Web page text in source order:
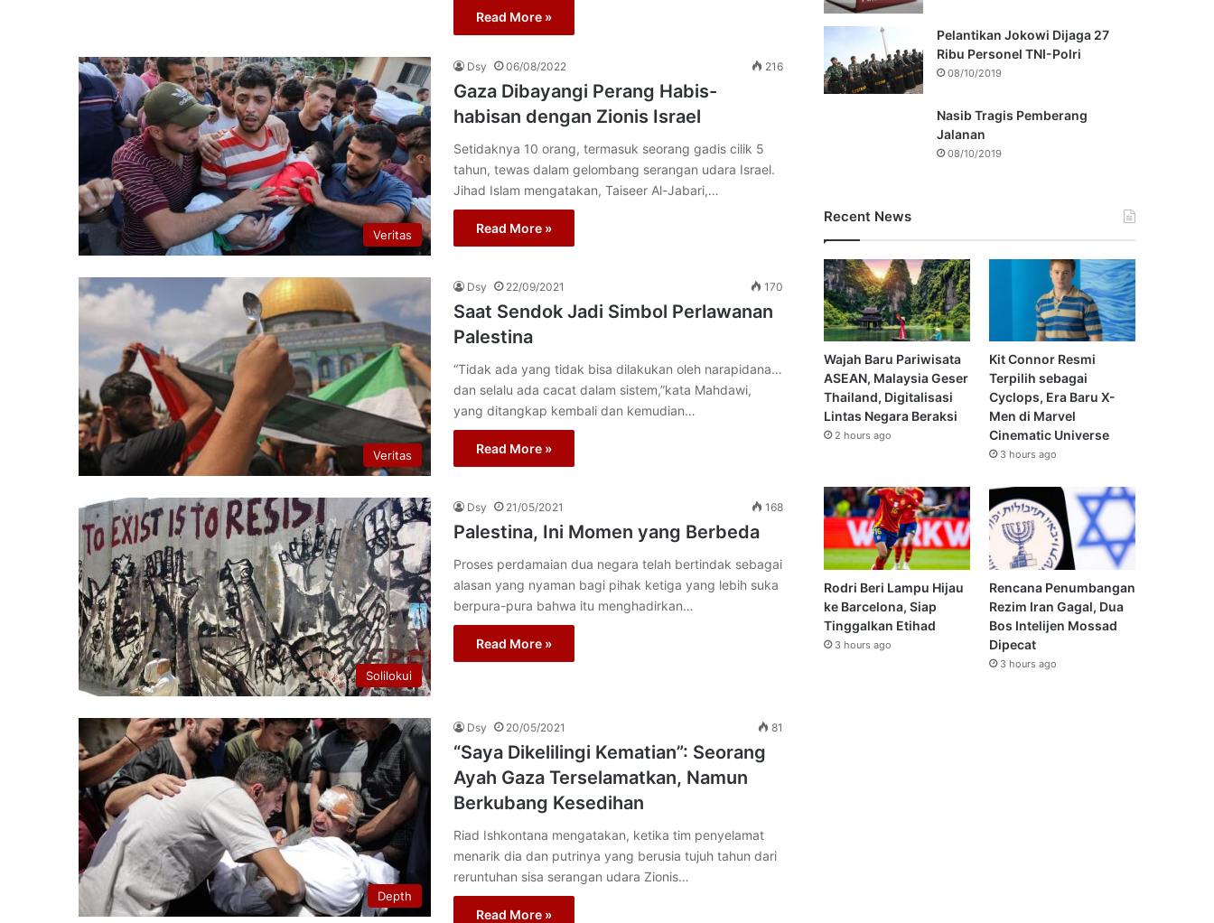
Read More »
Veritas
Dsy 06/08/2022 216
Gaza Dibayangi Perang Habis-
habisan dengan Zionis Israel
Setidaknya 10 orang, termasuk seorang gadis cilik 5
tahun, tewas dalam gelombang serangan udara Israel.
Jihad Islam mengatakan, Taiseer Al-Jabari,…
Read More »
Veritas
Dsy 22/09/2021 170
Saat Sendok Jadi Simbol Perlawanan
Palestina
“Tidak ada yang tidak bisa dilakukan oleh narapidana…
dan selalu ada cacat dalam sistem,”kata Mahdawi,
yang ditangkap kembali dan kemudian…
Read More »
Solilokui
Dsy 21/05/2021 168
Palestina, Ini Momen yang Berbeda
Proses perdamaian dua negara telah bertindak sebagai
alasan yang nyaman bagi pihak ketiga yang lebih suka
berpura-pura bahwa itu menghadirkan…
Read More »
Depth
Dsy 20/05/2021 81
“Saya Dikelilingi Kematian”: Seorang
Ayah Gaza Terselamatkan, Namun
Berkubang Kesedihan
Riad Ishkontana mengatakan, ketika tim penyelamat
menarik dia dan putrinya yang berusia tujuh tahun dari
reruntuhan sisa serangan udara Zionis…
Read More »
Pelantikan Jokowi Dijaga 27
Ribu Personel TNI-Polri
08/10/2019
Nasib Tragis Pemberang
Jalanan
08/10/2019
Recent News
Wajah Baru Pariwisata
ASEAN, Malaysia Geser
Thailand, Digitalisasi
Lintas Negara Beraksi
2 hours ago
Kit Connor Resmi
Terpilih sebagai
Cyclops, Era Baru X-
Men di Marvel
Cinematic Universe
3 hours ago
Rodri Beri Lampu Hijau
ke Barcelona, Siap
Tinggalkan Etihad
3 hours ago
Rencana Penumbangan
Rezim Iran Gagal, Dua
Bos Intelijen Mossad
Dipecat
3 hours ago